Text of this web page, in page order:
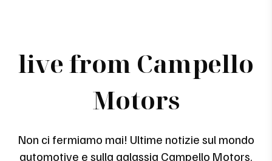
live from Campello
Motors
Non ci fermiamo mai! Ultime notizie sul mondo
automotive e sulla galassia Campello Motors.